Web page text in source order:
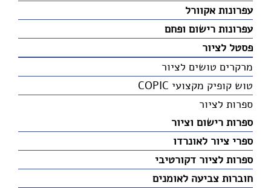
עפרונות אקוורל
עפרונות רישום ופחם
פסטל לציור
מרקרים טושים לציור
טוש קופיק מקצועי COPIC
ספרות לציור
ספרות רישום וציור
ספרי ציור לאונרדו
ספרות לציור דקורטיבי
חוברות צביעה לאומנים